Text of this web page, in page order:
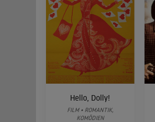
Hello, Dolly!
FILM • ROMANTIK,
KOMÖDIEN